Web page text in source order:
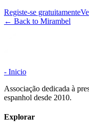
Registe-se gratuitamente
← Back to Mirambel
- Inicio
Associação dedicada à
espanhol desde 2010.
Explorar